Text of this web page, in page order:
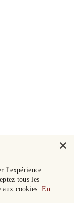
×
l'expérience
tous les
aux cookies.En